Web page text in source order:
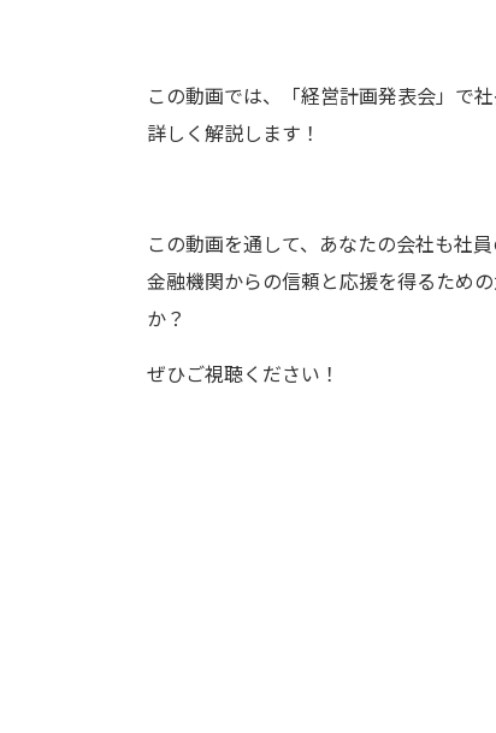
この動画では、「経営計画発表会」で
詳しく解説します！
この動画を通して、あなたの会社も社員
金融機関からの信頼と応援を得るため
か？
ぜひご視聴ください！